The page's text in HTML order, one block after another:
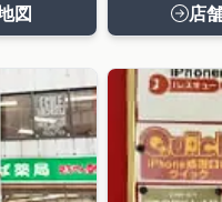
図 店